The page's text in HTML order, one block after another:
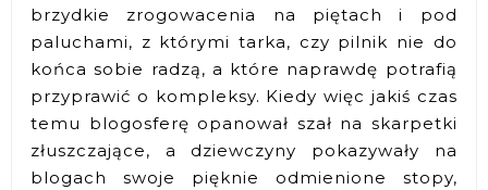
brzydkie zrogowacenia na piętach i pod
paluchami, z którymi tarka, czy pilnik nie do
końca sobie radzą, a które naprawdę potrafią
przyprawić o kompleksy. Kiedy więc jakiś czas
temu blogosferę opanował szał na skarpetki
złuszczające, a dziewczyny pokazywały na
blogach swoje pięknie odmienione stopy,